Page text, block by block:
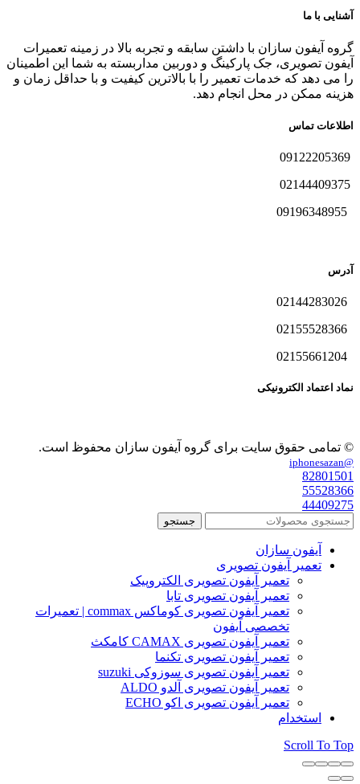
آشنایی با ما
گروه آیفون سازان با داشتن سابقه و تجربه بالا در زمینه تعمیرات
آیفون تصویری، جک پارکینگ و دوربین مداربسته به شما این اطمینان
را می دهد که خدمات تعمیر را با بالاترین کیفیت و با حداقل زمان و
هزینه ممکن در محل انجام دهد.
اطلاعات تماس
آدرس
نماد اعتماد الکترونیکی
© تمامی حقوق سایت برای گروه آیفون سازان محفوظ است.
@iphonesazan
82801501
55528366
44409275
جستجو
آیفون سازان
تعمیر آیفون تصویری
تعمیر آیفون تصویری الکتروپیک
تعمیر آیفون تصویری تابا
تعمیر آیفون تصویری کوماکس commax | تعمیرات
تخصصی آیفون
تعمیر آیفون تصویری CAMAX کامکث
تعمیر آیفون تصویری تکنما
تعمیر آیفون تصویری سوزوکی suzuki
تعمیر آیفون تصویری آلدو ALDO
تعمیر آیفون تصویری اکو ECHO
استخدام
Scroll To Top